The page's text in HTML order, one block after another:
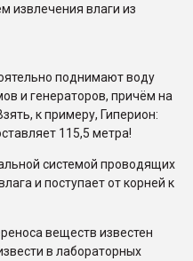
извлечения влаги из
поднимают воду
и генераторов, причём на
к примеру, Гиперион:
115,5 метра!
системой проводящих
и поступает от корней к
веществ известен
в лабораторных